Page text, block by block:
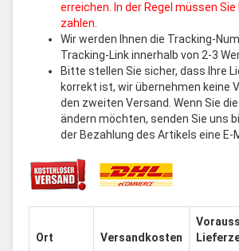
erreichen. In der Regel müssen
zahlen.
Wir werden Ihnen die Tracking-
Tracking-Link innerhalb von 2-3
Bitte stellen Sie sicher, dass Ihre
korrekt ist, wir übernehmen keine
den zweiten Versand. Wenn Sie
ändern möchten, senden Sie uns
der Bezahlung des Artikels eine E-
Ort Versandkosten